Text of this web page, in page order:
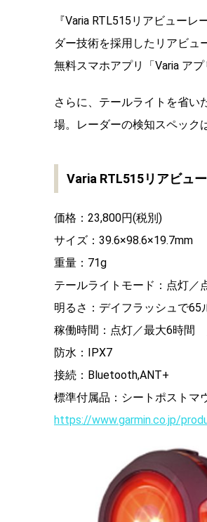
『Varia RTL515リアビュー
ダー技術を採用したリアビュ
無料スマホアプリ「Varia ア
さらに、テールライトを省い
場。レーダーの検知スペック
Varia RTL515リアビュ
価格：23,800円(税別)
サイズ：39.6×98.6×19.7mm
重量：71g
テールライトモード：点灯／
明るさ：デイフラッシュで
稼働時間：点灯／最大6時間
防水：IPX7
接続：Bluetooth,ANT+
標準付属品：シートポストマ
https://www.garmin.co.jp/